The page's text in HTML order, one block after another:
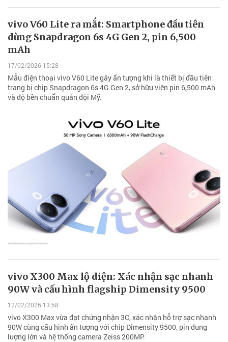
vivo V60 Lite ra mắt: Smartphone đầu tiên
dùng Snapdragon 6s 4G Gen 2, pin 6,500
mAh
17/02/2026 15:28
Mẫu điện thoại vivo V60 Lite gây ấn tượng khi là thiết bị đầu tiên
trang bị chip Snapdragon 6s 4G Gen 2, sở hữu viên pin 6,500 mAh
và độ bền chuẩn quân đội Mỹ.
vivo X300 Max lộ diện: Xác nhận sạc nhanh
90W và cấu hình flagship Dimensity 9500
12/02/2026 13:58
vivo X300 Max vừa đạt chứng nhận 3C, xác nhận hỗ trợ sạc nhanh
90W cùng cấu hình ấn tượng với chip Dimensity 9500, pin dung
lượng lớn và hệ thống camera Zeiss 200MP.